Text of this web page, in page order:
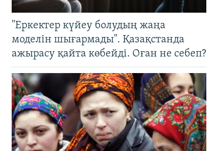
"Еркектер күйеу болудың жаңа
моделін шығармады". Қазақстанда
ажырасу қайта көбейді. Оған не себеп?